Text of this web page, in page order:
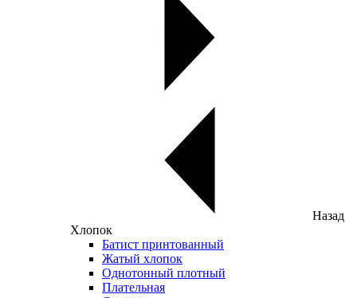
Назад
Хлопок
Батист принтованный
Жатый хлопок
Однотонный плотный
Плательная